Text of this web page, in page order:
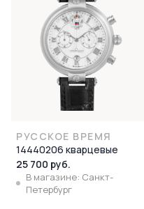
РУССКОЕ ВРЕМЯ
14440206 кварцевые
25 700 руб.
В магазине: Санкт-
Петербург